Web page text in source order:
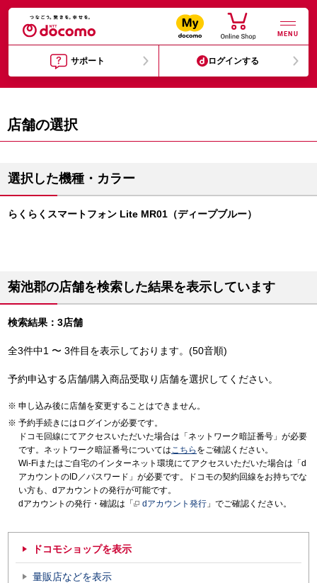
MENU
サポート ログインする
店舗の選択
選択した機種・カラー
らくらくスマートフォン Lite MR01（ディープブルー）
菊池郡の店舗を検索した結果を表示しています
検索結果：3店舗
全3件中1 〜 3件目を表示しております。(50音順)
予約申込する店舗/購入商品受取り店舗を選択してください。
申し込み後に店舗を変更することはできません。
予約手続きにはログインが必要です。
ドコモ回線にてアクセスいただいた場合は「ネットワーク暗証番号」が必要
です。ネットワーク暗証番号についてはこちら をご確認ください。
Wi-Fiまたはご自宅のインターネット環境にてアクセスいただいた場合は「d
アカウントのID／パスワード」が必要です。ドコモの契約回線をお持ちでな
い方も、dアカウントの発行が可能です。
dアカウントの発行・確認は「
dアカウント発行 」でご確認ください。
ドコモショップを表示
量販店などを表示